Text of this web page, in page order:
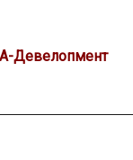
Девелопмент